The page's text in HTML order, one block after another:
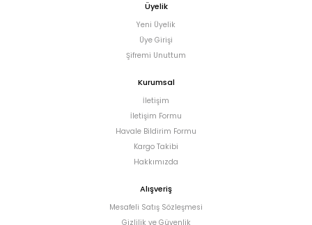
Üyelik
Yeni Üyelik
Üye Girişi
Şifremi Unuttum
Kurumsal
İletişim
İletişim Formu
Havale Bildirim Formu
Kargo Takibi
Hakkımızda
Alışveriş
Mesafeli Satış Sözleşmesi
Gizlilik ve Güvenlik